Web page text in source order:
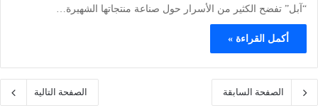
“آبل” تفضح الكثير من الأسرار حول صناعة منتجاتها الشهيرة…
أكمل القراءة »
الصفحة السابقة الصفحة التالية